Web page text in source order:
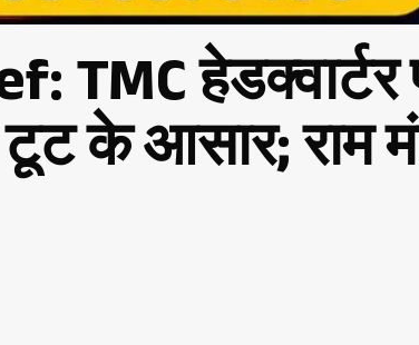
हेडक्वार्टर
के आसार; राम